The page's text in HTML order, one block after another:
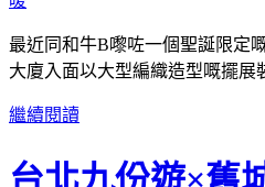
最近同和牛B嚟咗一個聖誕限定
大廈入面以大型編織造型嘅擺展
繼續閱讀
台北九份遊×舊